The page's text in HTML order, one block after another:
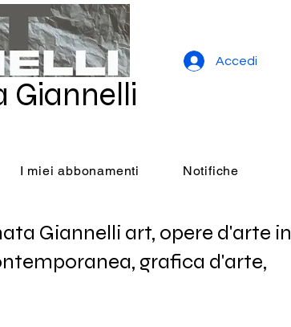
Giannelli
Accedi
I miei abbonamenti Notifiche
Giannelli art, opere d'arte in
grafica d'arte,